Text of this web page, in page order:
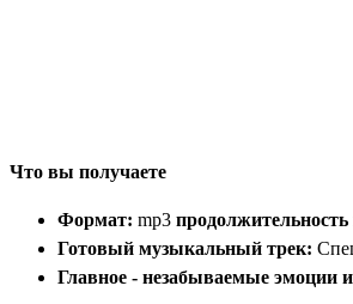
Что вы получаете
Формат: mp3 продолжительность
Готовый музыкальный трек:
Главное - незабываемые эмоции